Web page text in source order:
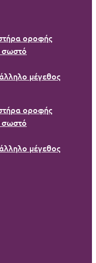
οροφής
σωστό
μέγεθος
οροφής
σωστό
μέγεθος